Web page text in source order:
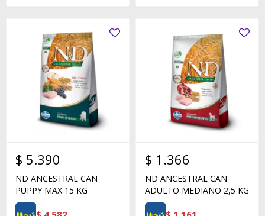
$ 5.390
ND ANCESTRAL CAN
PUPPY MAX 15 KG
$ 1.366
ND ANCESTRAL CAN
ADULTO MEDIANO 2,5 KG